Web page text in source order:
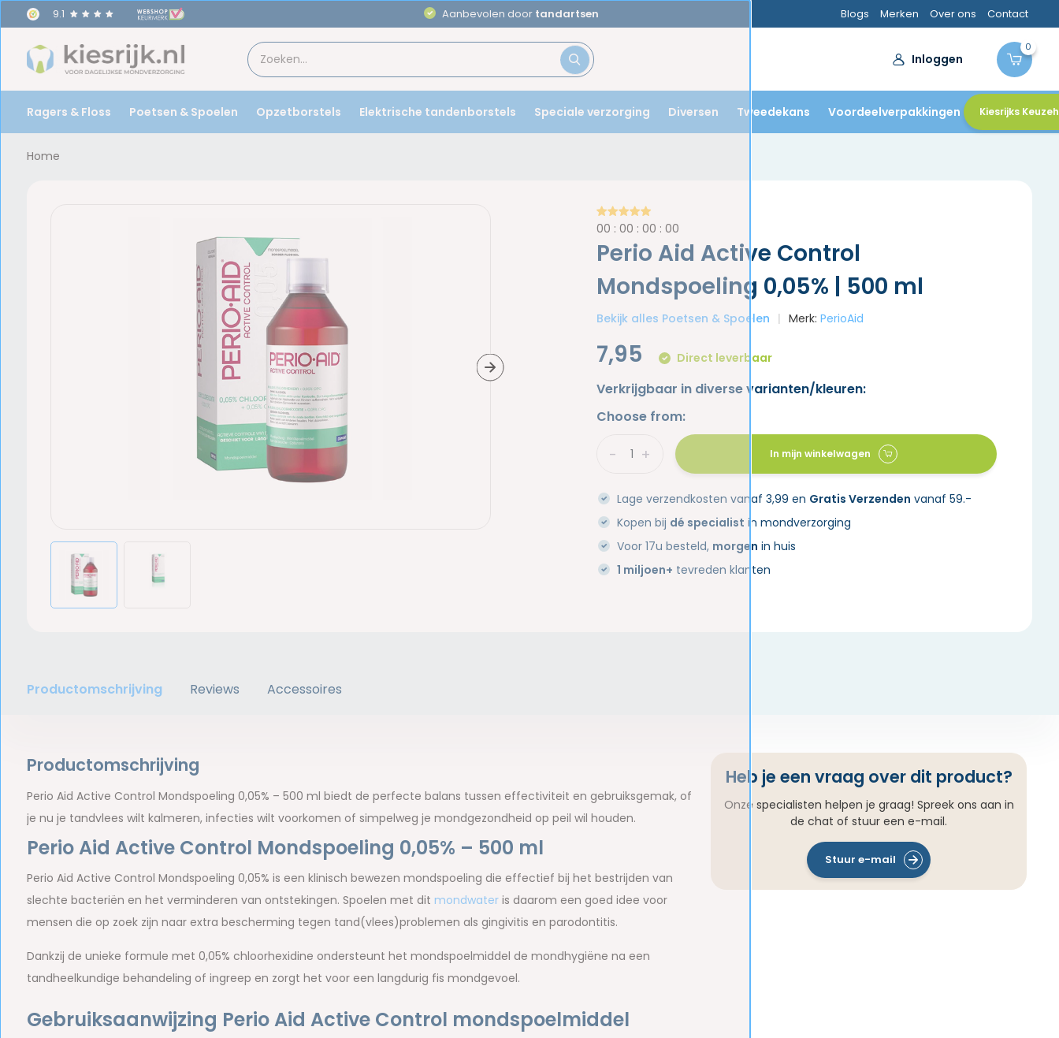
9.1 Aanbevolen door tandartsen Blogs Merken Over ons Contact
Inloggen
0
Ragers & Floss Poetsen & Spoelen Opzetborstels Elektrische tandenborstels Speciale verzorging Diversen Tweedekans Voordeelverpakkingen Kiesrijks
Home
00 :00 :00 :00
Perio Aid Active Control
Mondspoeling 0,05% | 500 ml
Bekijk alles Poetsen & Spoelen Merk:PerioAid
7,95 Direct leverbaar
Verkrijgbaar in diverse varianten/kleuren:
Choose from:
+
- In mijn winkelwagen
Lage verzendkosten vanaf 3,99 en Gratis Verzenden vanaf 59.-
Kopen bij dé specialist in mondverzorging
Voor 17u besteld, morgen in huis
1 miljoen+ tevreden klanten
Productomschrijving Reviews Accessoires
Productomschrijving
Perio Aid Active Control Mondspoeling 0,05% – 500 ml biedt de perfecte balans tussen effectiviteit en gebruiksgemak, of
je nu je tandvlees wilt kalmeren, infecties wilt voorkomen of simpelweg je mondgezondheid op peil wil houden.
Perio Aid Active Control Mondspoeling 0,05% – 500 ml
Perio Aid Active Control Mondspoeling 0,05% is een klinisch bewezen mondspoeling die effectief bij het bestrijden van
slechte bacteriën en het verminderen van ontstekingen. Spoelen met dit mondwateris daarom een goed idee voor
mensen die op zoek zijn naar extra bescherming tegen tand(vlees)problemen als gingivitis en parodontitis.
Dankzij de unieke formule met 0,05% chloorhexidine ondersteunt het mondspoelmiddel de mondhygiëne na een
tandheelkundige behandeling of ingreep en zorgt het voor een langdurig fis mondgevoel.
Gebruiksaanwijzing Perio Aid Active Control mondspoelmiddel
Heb je een vraag over dit product?
Onze specialisten helpen je graag! Spreek ons aan in
de chat of stuur een e-mail.
Stuur e-mail